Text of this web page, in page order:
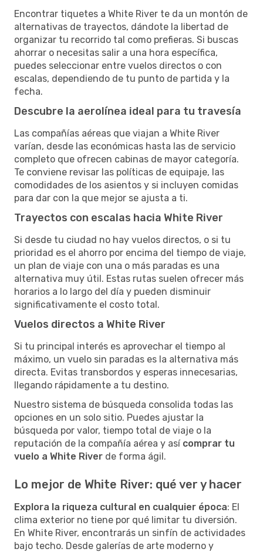
Encontrar tiquetes a White River te da un montón de
alternativas de trayectos, dándote la libertad de
organizar tu recorrido tal como prefieras. Si buscas
ahorrar o necesitas salir a una hora específica,
puedes seleccionar entre vuelos directos o con
escalas, dependiendo de tu punto de partida y la
fecha.
Descubre la aerolínea ideal para tu travesía
Las compañías aéreas que viajan a White River
varían, desde las económicas hasta las de servicio
completo que ofrecen cabinas de mayor categoría.
Te conviene revisar las políticas de equipaje, las
comodidades de los asientos y si incluyen comidas
para dar con la que mejor se ajusta a ti.
Trayectos con escalas hacia White River
Si desde tu ciudad no hay vuelos directos, o si tu
prioridad es el ahorro por encima del tiempo de viaje,
un plan de viaje con una o más paradas es una
alternativa muy útil. Estas rutas suelen ofrecer más
horarios a lo largo del día y pueden disminuir
significativamente el costo total.
Vuelos directos a White River
Si tu principal interés es aprovechar el tiempo al
máximo, un vuelo sin paradas es la alternativa más
directa. Evitas transbordos y esperas innecesarias,
llegando rápidamente a tu destino.
Nuestro sistema de búsqueda consolida todas las
opciones en un solo sitio. Puedes ajustar la
búsqueda por valor, tiempo total de viaje o la
reputación de la compañía aérea y así comprar tu
vuelo a White River de forma ágil.
Lo mejor de White River: qué ver y hacer
Explora la riqueza cultural en cualquier época: El
clima exterior no tiene por qué limitar tu diversión.
En White River, encontrarás un sinfín de actividades
bajo techo. Desde galerías de arte moderno y